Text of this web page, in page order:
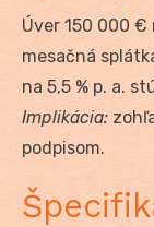
Úver 150 000 €
mesačná
na 5,5 % p. a.
Implikácia:
podpisom.